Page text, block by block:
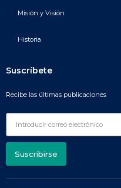
Misión y Visión
Historia
Suscríbete
Recibe las últimas publicaciones
Suscribirse